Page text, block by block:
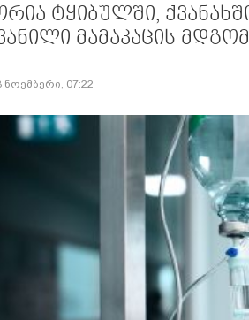
ტყიბულში,
მამაკაცის
ნოემბერი, 07:22